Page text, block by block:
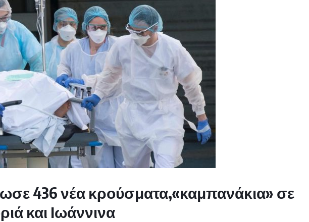
436 νέα κρούσματα,«καμπανάκια» σε
και Ιωάννινα